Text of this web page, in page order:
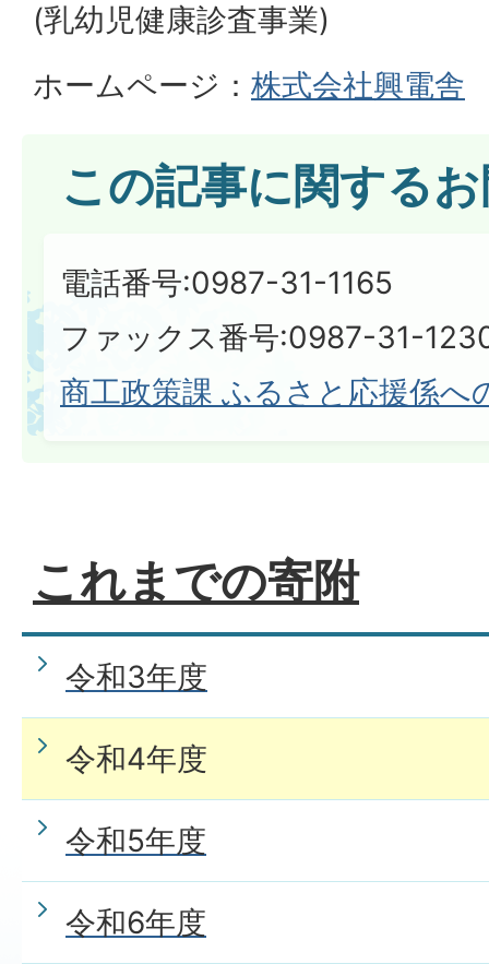
(乳幼児健康診査事業)
ホームページ： 株式会社興電舎
この記事に関する
電話番号:0987-31-1165
ファックス番号:0987-31-
商工政策課 ふるさと応援係へ
これまでの寄附
令和3年度
令和4年度
令和5年度
令和6年度